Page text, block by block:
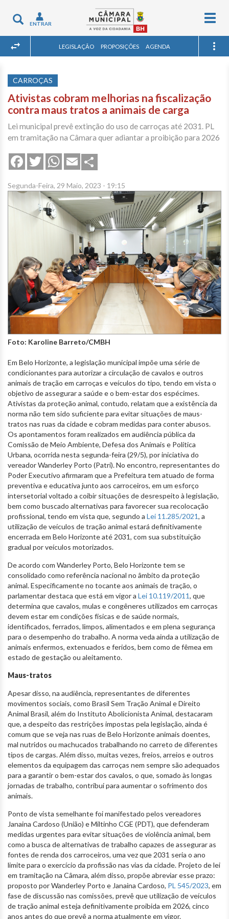
Toggle
navigation
ENTRAR
LEGISLAÇÃO PROPOSIÇÕES AGENDA
CARROÇAS
Ativistas cobram melhorias na fiscalização
contra maus tratos a animais de carga
Lei municipal prevê extinção do uso de carroças até 2031. PL
em tramitação na Câmara quer adiantar a proibição para 2026
FacebookTwitterWhatsApp
Email
Segunda-Feira, 29 Maio, 2023 - 19:15
Foto: Karoline Barreto/CMBH
Em Belo Horizonte, a legislação municipal impõe uma série de
condicionantes para autorizar a circulação de cavalos e outros
animais de tração em carroças e veículos do tipo, tendo em vista o
objetivo de assegurar a saúde e o bem-estar dos espécimes.
Ativistas da proteção animal, contudo, relatam que a existência da
norma não tem sido suficiente para evitar situações de maus-
tratos nas ruas da cidade e cobram medidas para conter abusos.
Os apontamentos foram realizados em audiência pública da
Comissão de Meio Ambiente, Defesa dos Animais e Política
Urbana, ocorrida nesta segunda-feira (29/5), por iniciativa do
vereador Wanderley Porto (Patri). No encontro, representantes do
Poder Executivo afirmaram que a Prefeitura tem atuado de forma
preventiva e educativa junto aos carroceiros, em um esforço
intersetorial voltado a coibir situações de desrespeito à legislação,
bem como buscado alternativas para favorecer sua recolocação
profissional, tendo em vista que, segundo a Lei 11.285/2021, a
utilização de veículos de tração animal estará definitivamente
encerrada em Belo Horizonte até 2031, com sua substituição
gradual por veículos motorizados.
De acordo com Wanderley Porto, Belo Horizonte tem se
consolidado como referência nacional no âmbito da proteção
animal. Especificamente no tocante aos animais de tração, o
parlamentar destaca que está em vigor a Lei 10.119/2011, que
determina que cavalos, mulas e congêneres utilizados em carroças
devem estar em condições físicas e de saúde normais,
identificados, ferrados, limpos, alimentados e em plena segurança
para o desempenho do trabalho. A norma veda ainda a utilização de
animais enfermos, extenuados e feridos, bem como de fêmea em
estado de gestação ou aleitamento.
Maus-tratos
Apesar disso, na audiência, representantes de diferentes
movimentos sociais, como Brasil Sem Tração Animal e Direito
Animal Brasil, além do Instituto Abolicionista Animal, destacaram
que, a despeito das restrições impostas pela legislação, ainda é
comum que se veja nas ruas de Belo Horizonte animais doentes,
mal nutridos ou machucados trabalhando no carreto de diferentes
tipos de cargas. Além disso, muitas vezes, freios, arreios e outros
elementos da equipagem das carroças nem sempre são adequados
para a garantir o bem-estar dos cavalos, o que, somado às longas
jornadas de trabalho, contribui para aumentar o sofrimento dos
animais.
Ponto de vista semelhante foi manifestado pelos vereadores
Janaina Cardoso (União) e Miltinho CGE (PDT), que defenderam
medidas urgentes para evitar situações de violência animal, bem
como a busca de alternativas de trabalho capazes de assegurar as
fontes de renda dos carroceiros, uma vez que 2031 seria o ano
limite para o exercício da profissão nas vias da cidade. Projeto de lei
em tramitação na Câmara, além disso, propõe abreviar esse prazo:
proposto por Wanderley Porto e Janaina Cardoso, PL 545/2023, em
fase de discussão nas comissões, prevê que utilização de veículos
de tração animal esteja definitivamente proibida em 2026, cinco
anos antes do que prevê a norma atualmente em vigor.